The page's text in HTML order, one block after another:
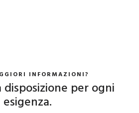
INFORMAZIONI?
disposizione per ogni
esigenza.